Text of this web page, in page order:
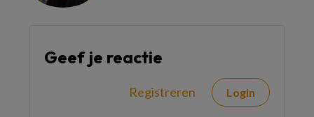
Geef je reactie
Registreren Login